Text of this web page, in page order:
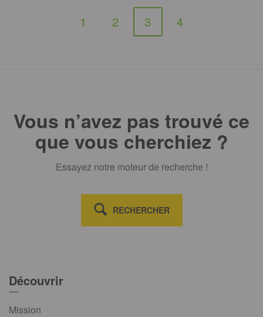
1 2 3 4
Vous n’avez pas trouvé ce
que vous cherchiez ?
Essayez notre moteur de recherche !
RECHERCHER
Découvrir
Mission